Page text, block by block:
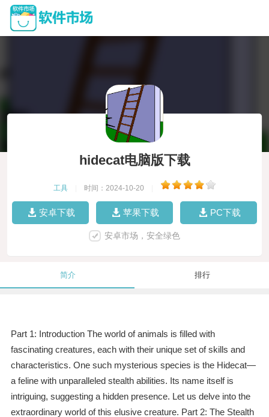
hidecat电脑版下载
工具 时间：2024-10-20
安卓下载 苹果下载 PC下载
安卓市场，安全绿色
简介 排行
Part 1: Introduction The world of animals is filled with
fascinating creatures, each with their unique set of skills and
characteristics. One such mysterious species is the Hidecat—
a feline with unparalleled stealth abilities. Its name itself is
intriguing, suggesting a hidden presence. Let us delve into the
extraordinary world of this elusive creature. Part 2: The Stealth